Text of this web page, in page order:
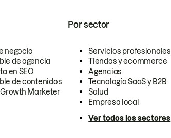
negocio
de agencia
en SEO
de contenidos
Marketer
Por sector
Servicios profesionales
Tiendas y ecommerce
Agencias
Tecnología SaaS y B2B
Salud
Empresa local
Ver todos los sectores